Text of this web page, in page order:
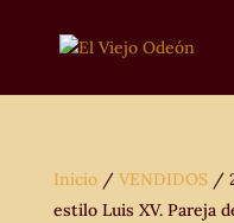
Inicio/ VENDIDOS/ 2
estilo Luis XV. Pareja